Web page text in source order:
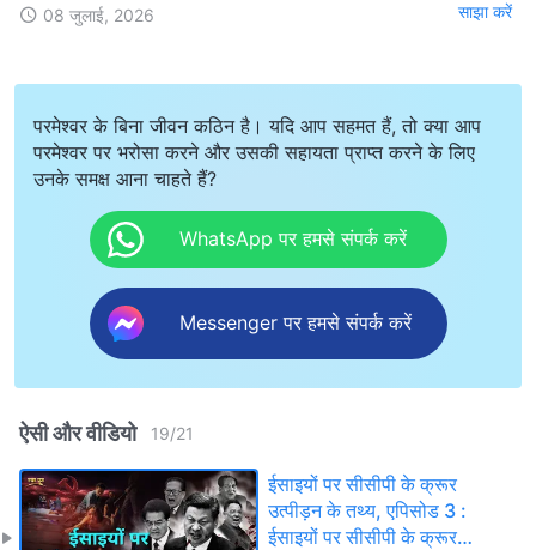
08 जुलाई, 2026 साझा करें
परमेश्वर के बिना जीवन कठिन है। यदि आप सहमत हैं, तो क्या आप
परमेश्वर पर भरोसा करने और उसकी सहायता प्राप्त करने के लिए
उनके समक्ष आना चाहते हैं?
WhatsApp पर हमसे संपर्क करें
Messenger पर हमसे संपर्क करें
ऐसी और वीडियो 19/21
ईसाइयों पर सीसीपी के क्रूर
उत्पीड़न के तथ्य, एपिसोड 3 :
ईसाइयों पर सीसीपी के क्रूर